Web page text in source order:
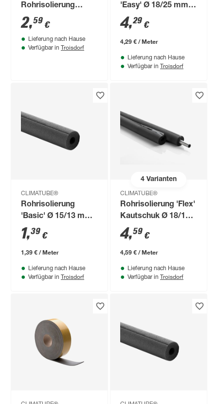
Rohrisolierung
'Easy' Ø 15/13 mm
Dämmstärke,
selbstklebend
2,59 €
Lieferung nach Hause
Verfügbar in Troisdorf
'Easy' Ø 18/25 mm
Dämmstärke
selbstklebend, 1 m
4,29 €
4,29 € / Meter
Lieferung nach Hause
Verfügbar in Troisdorf
CLIMATUBE®
Rohrisolierung
'Basic' Ø 15/13 mm
vorgeschlitzt 1 m
1,39 €
1,39 € / Meter
Lieferung nach Hause
Verfügbar in Troisdorf
4Varianten
CLIMATUBE®
Rohrisolierung 'Flex'
Kautschuk Ø 18/13
mm Dämmstärke
selbstklebend, 1 m
4,59 €
4,59 € / Meter
Lieferung nach Hause
Verfügbar in Troisdorf